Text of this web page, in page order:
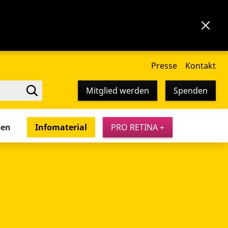
Presse Kontakt
Mitglied werden Spenden
Infomaterial PRO RETINA +